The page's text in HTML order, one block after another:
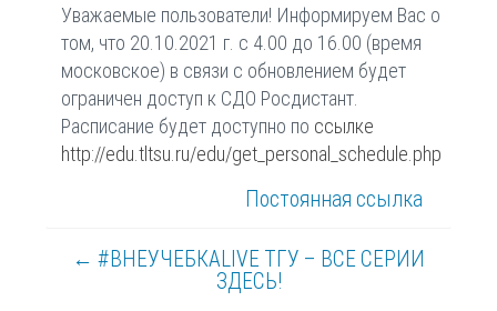
Уважаемые пользователи! Информируем Вас о
том, что 20.10.2021 г. с 4.00 до 16.00 (время
московское) в связи с обновлением будет
ограничен доступ к СДО Росдистант.
Расписание будет доступно по ссылке
http://edu.tltsu.ru/edu/get_personal_schedule.php
Постоянная ссылка
← #ВНЕУЧЕБКАLIVE ТГУ – ВСЕ СЕРИИ
ЗДЕСЬ!